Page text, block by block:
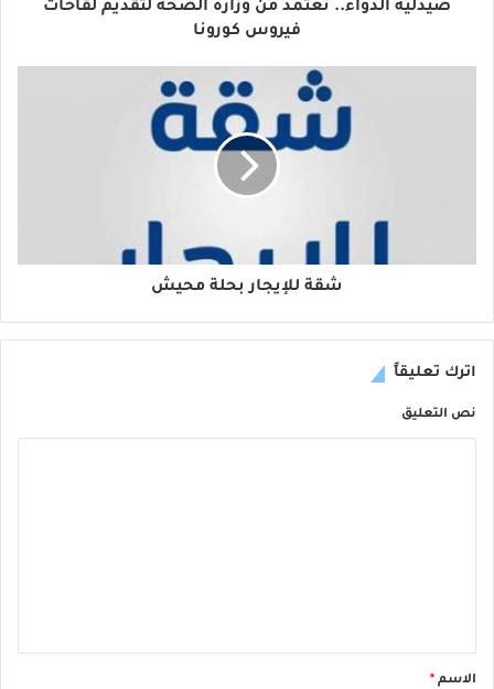
صيدلية الدواء.. تُعتمد من وزارة الصحة لتقديم لقاحات
فيروس كورونا
شقة للإيجار بحلة محيش
اترك تعليقاً
نص التعليق
الاسم *